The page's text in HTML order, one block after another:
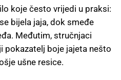
koje često vrijedi u praksi:
bijela jaja, dok smeđe
Međutim, stručnjaci
pokazatelj boje jajeta nešto
ušne resice.